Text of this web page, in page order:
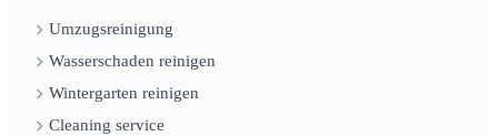
Umzugsreinigung
Wasserschaden reinigen
Wintergarten reinigen
Cleaning service